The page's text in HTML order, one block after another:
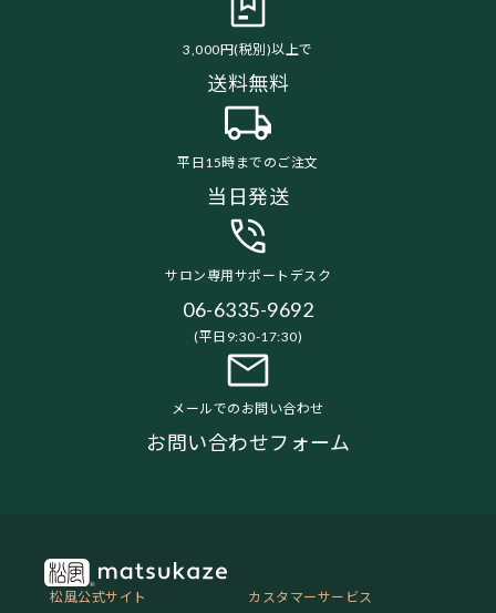
3,000円(税別)以上で
送料無料
平日15時までのご注文
当日発送
サロン専用サポートデスク
06-6335-9692
(平日9:30-17:30)
メールでのお問い合わせ
お問い合わせフォーム
松風公式サイト カスタマーサービス